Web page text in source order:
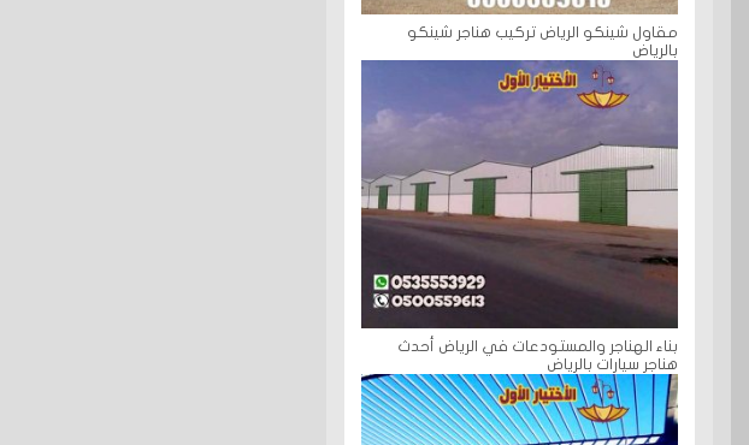
مقاول شينكو الرياض تركيب هناجر شينكو
بالرياض
بناء الهناجر والمستودعات في الرياض أحدث
هناجر سيارات بالرياض